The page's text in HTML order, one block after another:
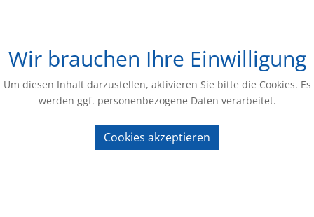
Wir brauchen Ihre Einwilligung
Um diesen Inhalt darzustellen, aktivieren Sie bitte die Cookies. Es
werden ggf. personenbezogene Daten verarbeitet.
Cookies akzeptieren